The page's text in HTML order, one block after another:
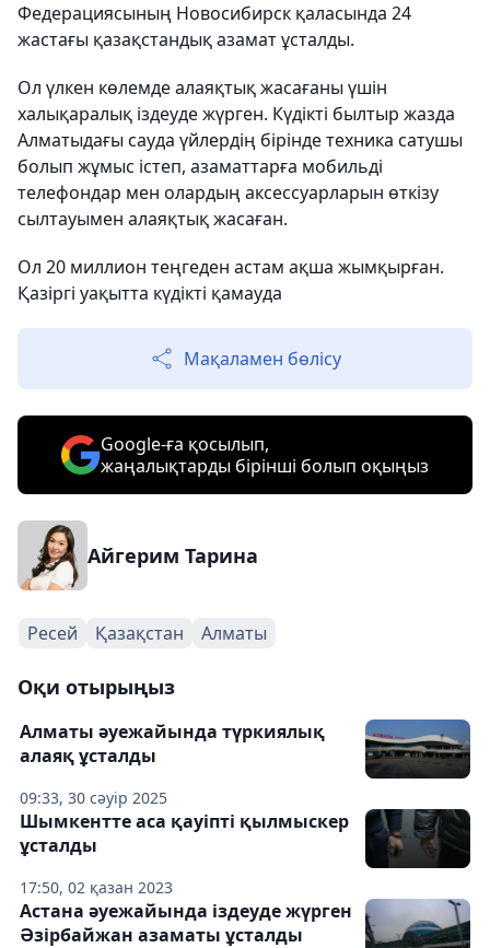
Федерациясының Новосибирск қаласында 24
жастағы қазақстандық азамат ұсталды.
Ол үлкен көлемде алаяқтық жасағаны үшін
халықаралық іздеуде жүрген. Күдікті былтыр жазда
Алматыдағы сауда үйлердің бірінде техника сатушы
болып жұмыс істеп, азаматтарға мобильді
телефондар мен олардың аксессуарларын өткізу
сылтауымен алаяқтық жасаған.
Ол 20 миллион теңгеден астам ақша жымқырған.
Қазіргі уақытта күдікті қамауда
Мақаламен бөлісу
Google-ға қосылып,
жаңалықтарды бірінші болып оқыңыз
Айгерим Тарина
Ресей Қазақстан Алматы
Оқи отырыңыз
09:33, 30 сәуір 2025
Алматы әуежайында түркиялық
алаяқ ұсталды
17:50, 02 қазан 2023
Шымкентте аса қауіпті қылмыскер
ұсталды
Астана әуежайында іздеуде жүрген
Әзірбайжан азаматы ұсталды